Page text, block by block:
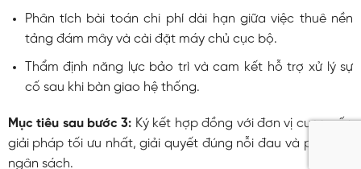
Phân tích bài toán chi phí dài hạn giữa việc thuê nền
tảng đám mây và cài đặt máy chủ cục bộ.
Thẩm định năng lực bảo trì và cam kết hỗ trợ xử lý sự
cố sau khi bàn giao hệ thống.
Mục tiêu sau bước 3: Ký kết hợp đồng với đơn vị cung cấp
giải pháp tối ưu nhất, giải quyết đúng nỗi đau và phù hợp
ngân sách.